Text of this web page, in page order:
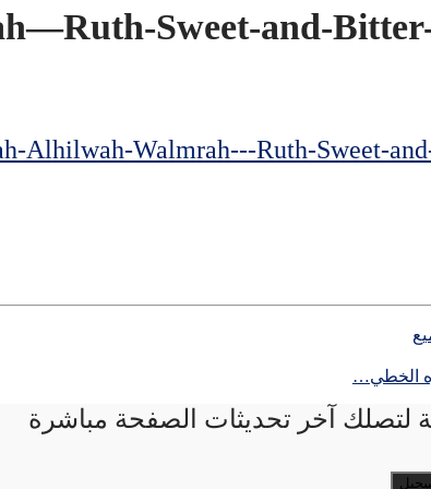
الخطي…
لتصلك آخر تحديثات الصفحة مباشرة